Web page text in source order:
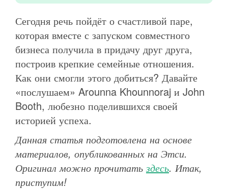
Сегодня речь пойдёт о счастливой паре,
которая вместе с запуском совместного
бизнеса получила в придачу друг друга,
построив крепкие семейные отношения.
Как они смогли этого добиться? Давайте
«послушаем» Arounna Khounnoraj и John
Booth, любезно поделившихся своей
историей успеха.
Данная статья подготовлена на основе
материалов, опубликованных на Этси.
Оригинал можно прочитатьздесь. Итак,
приступим!